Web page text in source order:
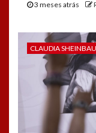
3 meses atrás
CLAUDIA